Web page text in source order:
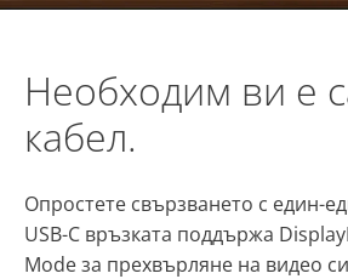
Необходим ви е
кабел.
Опростете свързването с един-
USB-C връзката поддържа
Mode за прехвърляне на видео